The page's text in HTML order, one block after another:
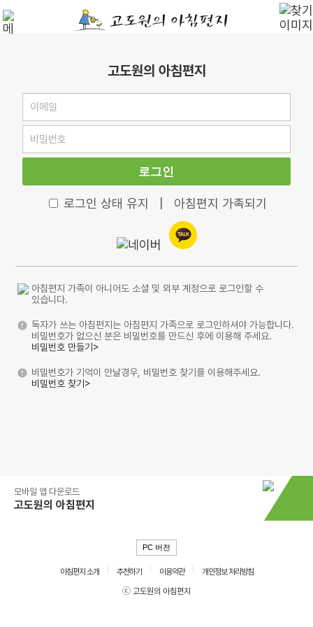
고도원의 아침편지
로그인
로그인 상태 유지 아침편지 가족되기
아침편지 가족이 아니어도 소셜 및 외부 계정으로 로그인할 수
있습니다.
독자가 쓰는 아침편지는 아침편지 가족으로 로그인하셔야 가능합니다.
비밀번호가 없으신 분은 비밀번호를 만드신 후에 이용해 주세요.
비밀번호 만들기>
비밀번호가 기억이 안날경우, 비밀번호 찾기를 이용해주세요.
비밀번호 찾기>
모바일 앱 다운로드
고도원의 아침편지
PC 버전
아침편지 소개 추천하기 이용약관
개인정보 처리방침
ⓒ 고도원의 아침편지